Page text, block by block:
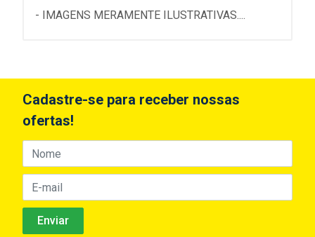
- IMAGENS MERAMENTE ILUSTRATIVAS....
Cadastre-se para receber nossas
ofertas!